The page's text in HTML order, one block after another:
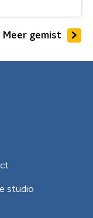
Meer gemist
studio